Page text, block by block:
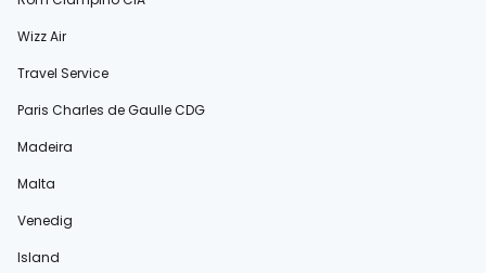
Wizz Air
Travel Service
Paris Charles de Gaulle CDG
Madeira
Malta
Venedig
Island